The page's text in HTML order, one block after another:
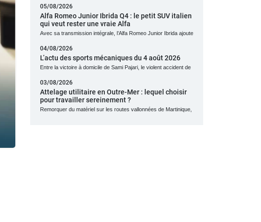
05/08/2026
Alfa Romeo Junior Ibrida Q4 : le petit SUV italien
qui veut rester une vraie Alfa
Avec sa transmission intégrale, l’Alfa Romeo Junior Ibrida ajoute
04/08/2026
L’actu des sports mécaniques du 4 août 2026
Entre la victoire à domicile de Sami Pajari, le violent accident de
03/08/2026
Attelage utilitaire en Outre-Mer : lequel choisir
pour travailler sereinement ?
Remorquer du matériel sur les routes vallonnées de Martinique,